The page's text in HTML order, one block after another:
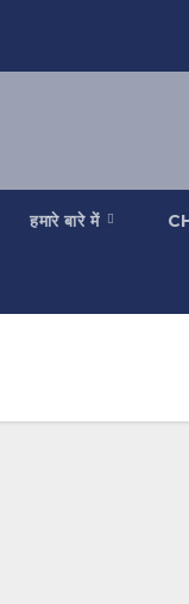
हमारे बारे में